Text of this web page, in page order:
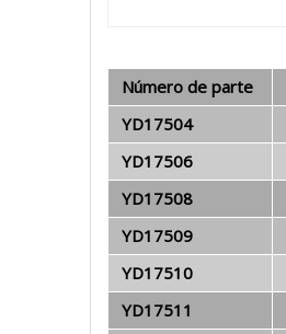
Número de parte
YD17504
YD17506
YD17508
YD17509
YD17510
YD17511